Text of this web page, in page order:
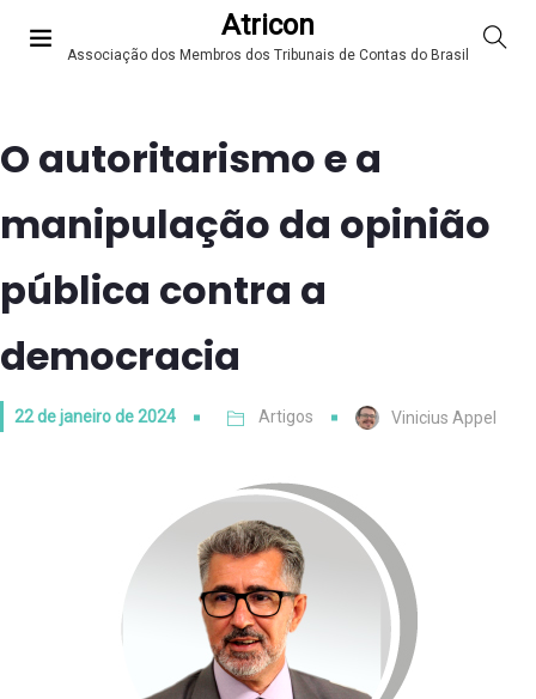
Atricon
Associação dos Membros dos Tribunais de Contas do Brasil
O autoritarismo e a
manipulação da opinião
pública contra a
democracia
22 de janeiro de 2024 Artigos Vinicius Appel